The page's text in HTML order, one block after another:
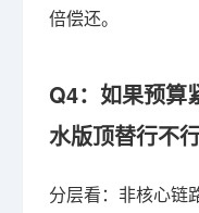
倍偿还。
Q4：如果预算
水版顶替行不行
分层看：非核心链